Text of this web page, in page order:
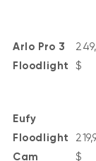
Arlo Pro 3
Floodlight
$
Eufy
Floodlight
Cam
$